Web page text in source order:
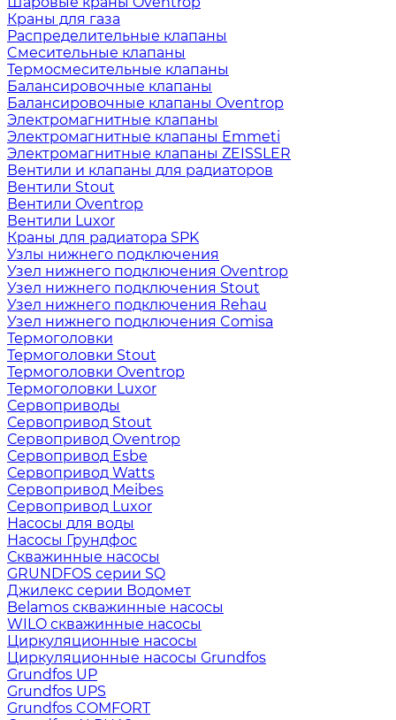
Краны для газа
Распределительные клапаны
Cмесительные клапаны
Термосмесительные клапаны
Балансировочные клапаны
Балансировочные клапаны Oventrop
Электромагнитные клапаны
Электромагнитные клапаны Emmeti
Электромагнитные клапаны ZEISSLER
Вентили и клапаны для радиаторов
Вентили Stout
Вентили Oventrop
Вентили Luxor
Краны для радиатора SPK
Узлы нижнего подключения
Узел нижнего подключения Oventrop
Узел нижнего подключения Stout
Узел нижнего подключения Rehau
Узел нижнего подключения Comisa
Термоголовки
Термоголовки Stout
Термоголовки Oventrop
Термоголовки Luxor
Сервоприводы
Сервопривод Stout
Сервопривод Oventrop
Сервопривод Esbe
Сервопривод Watts
Сервопривод Meibes
Сервопривод Luxor
Насосы для воды
Насосы Грундфос
Скважинные насосы
GRUNDFOS серии SQ
Джилекс серии Водомет
Belamos скважинные насосы
WILO скважинные насосы
Циркуляционные насосы
Циркуляционные насосы Grundfos
Grundfos UP
Grundfos UPS
Grundfos COMFORT